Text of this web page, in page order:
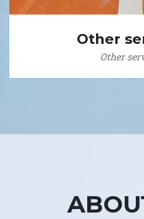
Other
Other